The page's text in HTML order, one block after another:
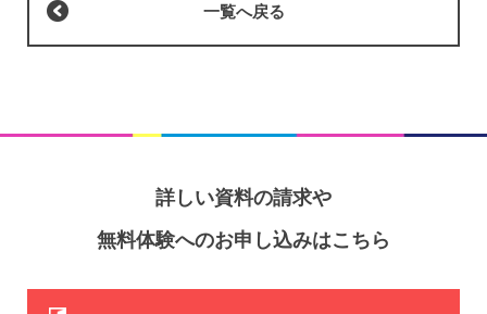
一覧へ戻る
詳しい資料の請求や
無料体験へのお申し込みはこちら